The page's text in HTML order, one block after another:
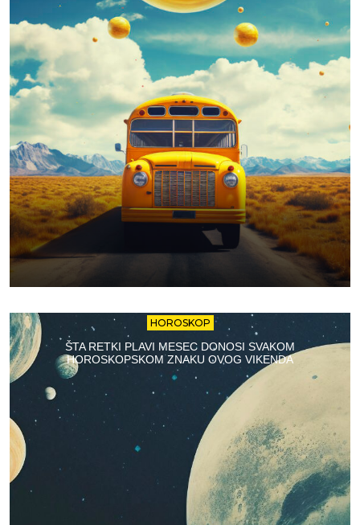
HOROSKOP
ŠTA RETKI PLAVI MESEC DONOSI SVAKOM
HOROSKOPSKOM ZNAKU OVOG VIKENDA